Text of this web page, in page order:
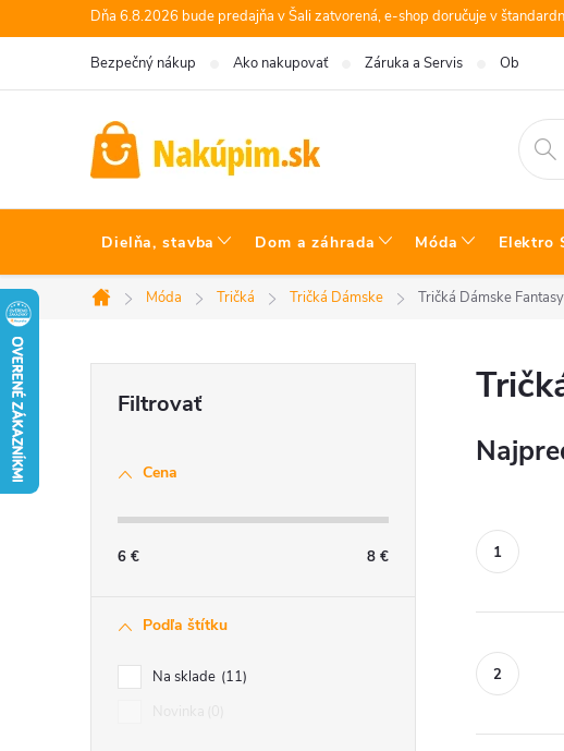
na
Dňa 6.8.2026 bude predajňa v Šali zatvorená, e-shop doručuje v
Bezpečný nákup Ako nakupovať Záruka a Servis
Dielňa, stavba Dom a záhrada Móda Elektro
Domov
Móda Tričká Tričká Dámske Tričká Dámske Fantasy
Cena
6 € 8 €
Podľa štítku
Na sklade 11